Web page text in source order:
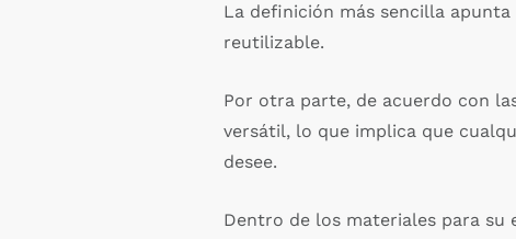
La definición más sencilla
reutilizable.
Por otra parte, de acuerdo con
versátil, lo que implica que
desee.
Dentro de los materiales para su